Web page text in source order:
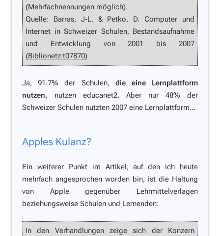
(Mehrfachnennungen möglich).
Quelle: Barras, J-L. & Petko, D. Computer und
Internet in Schweizer Schulen, Bestandsaufnahme
und Entwicklung von 2001 bis 2007
(Biblionetz:t07870)
Ja, 91.7% der Schulen, die eine Lernplattform
nutzen, nutzen educanet2. Aber nur 48% der
Schweizer Schulen nutzten 2007 eine Lernplattform...
Apples Kulanz?
Ein weiterer Punkt im Artikel, auf den ich heute
mehrfach angesprochen worden bin, ist die Haltung
von Apple gegenüber Lehrmittelverlagen
beziehungsweise Schulen und Lernenden:
In den Verhandlungen zeige sich der Konzern